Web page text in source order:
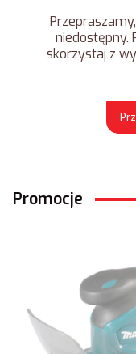
niedostępny.
skorzystaj z
Promocje